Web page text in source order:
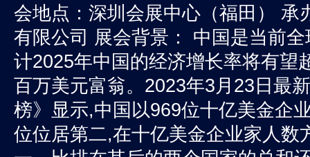
会地点：深圳会展中心（福田） 承
有限公司 展会背景： 中国是当前
计2025年中国的经济增长率将有望
百万美元富翁。2023年3月23日最
榜》显示,中国以969位十亿美金企
位位居第二,在十亿美金企业家人数